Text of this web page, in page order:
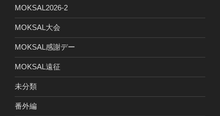
MOKSAL2026-2
MOKSAL大会
MOKSAL感謝デー
MOKSAL遠征
未分類
番外編